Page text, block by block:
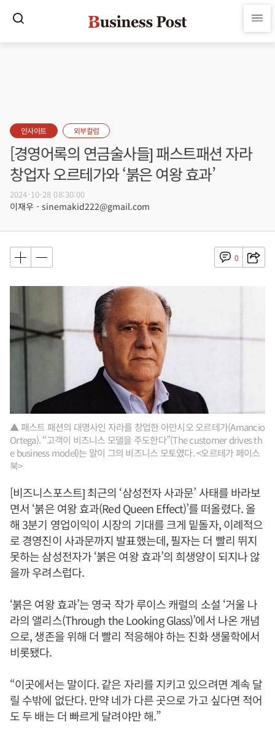
인사이트 외부칼럼
[경영어록의 연금술사들] 패스트패션 자라
창업자 오르테가와 ‘붉은 여왕 효과’
2024-10-28 08:30:00
이재우 - sinemakid222@gmail.com
0
▲ 패스트 패션의 대명사인 자라를 창업한 아만시오 오르테가(Amancio
Ortega). “고객이 비즈니스 모델을 주도한다”(The customer drives th
e business model)는 말이 그의 비즈니스 모토였다. <오르테가 페이스
북>
[비즈니스포스트] 최근의 ‘삼성전자 사과문’ 사태를 바라보
면서 ‘붉은 여왕 효과(Red Queen Effect)’를 떠올렸다. 올
해 3분기 영업이익이 시장의 기대를 크게 밑돌자, 이례적으
로 경영진이 사과문까지 발표했는데, 필자는 더 빨리 뛰지
못하는 삼성전자가 ‘붉은 여왕 효과’의 희생양이 되지나 않
을까 우려스럽다.
‘붉은 여왕 효과’는 영국 작가 루이스 캐럴의 소설 ‘거울 나
라의 앨리스(Through the Looking Glass)’에서 나온 개념
으로, 생존을 위해 더 빨리 적응해야 하는 진화 생물학에서
비롯됐다.
“이곳에서는 말이다. 같은 자리를 지키고 있으려면 계속 달
릴 수밖에 없단다. 만약 네가 다른 곳으로 가고 싶다면 적어
도 두 배는 더 빠르게 달려야만 해.”